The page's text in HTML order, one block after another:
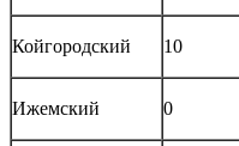
Койгородский 10
Ижемский 0